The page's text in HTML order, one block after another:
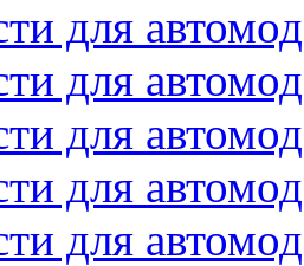
для
для
для
для
для